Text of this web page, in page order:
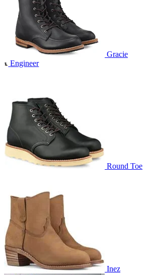
Gracie
Engineer
Round Toe
Inez